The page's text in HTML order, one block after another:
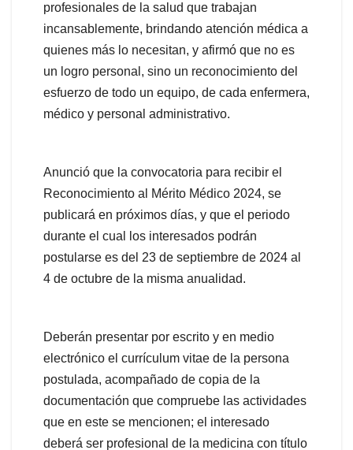
profesionales de la salud que trabajan
incansablemente, brindando atención médica a
quienes más lo necesitan, y afirmó que no es
un logro personal, sino un reconocimiento del
esfuerzo de todo un equipo, de cada enfermera,
médico y personal administrativo.
Anunció que la convocatoria para recibir el
Reconocimiento al Mérito Médico 2024, se
publicará en próximos días, y que el periodo
durante el cual los interesados podrán
postularse es del 23 de septiembre de 2024 al
4 de octubre de la misma anualidad.
Deberán presentar por escrito y en medio
electrónico el currículum vitae de la persona
postulada, acompañado de copia de la
documentación que compruebe las actividades
que en este se mencionen; el interesado
deberá ser profesional de la medicina con título